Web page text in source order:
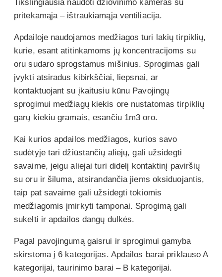
Tikslingiausia naudoti džiovinimo kameras su
pritekamąja – ištraukiamąja ventiliacija.
Apdailoje naudojamos medžiagos turi lakių tirpiklių,
kurie, esant atitinkamoms jų koncentracijoms su
oru sudaro sprogstamus mišinius. Sprogimas gali
įvykti atsiradus kibirkščiai, liepsnai, ar
kontaktuojant su įkaitusiu kūnu Pavojingų
sprogimui medžiagų kiekis ore nustatomas tirpiklių
garų kiekiu gramais, esančiu 1m3 oro.
Kai kurios apdailos medžiagos, kurios savo
sudėtyje tari džiūstančių aliejų, gali užsidegti
savaime, jeigu aliejai turi didelį kontaktinį paviršių
su oru ir šiluma, atsirandančia jiems oksiduojantis,
taip pat savaime gali užsidegti tokiomis
medžiagomis įmirkyti tamponai. Sprogimą gali
sukelti ir apdailos dangų dulkės.
Pagal pavojingumą gaisrui ir sprogimui gamyba
skirstoma į 6 kategorijas. Apdailos barai priklauso A
kategorijai, taurinimo barai – B kategorijai.